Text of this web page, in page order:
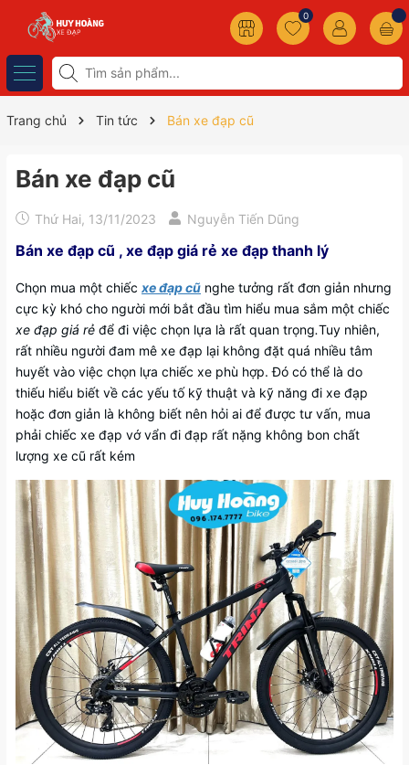
0
Trang chủ Tin tức Bán xe đạp cũ
Bán xe đạp cũ
Thứ Hai, 13/11/2023 Nguyễn Tiến Dũng
Bán xe đạp cũ , xe đạp giá rẻ xe đạp thanh lý
Chọn mua một chiếc xe đạp cũ nghe tưởng rất đơn giản nhưng
cực kỳ khó cho người mới bắt đầu tìm hiểu mua sắm một chiếc
xe đạp giá rẻ để đi việc chọn lựa là rất quan trọng.Tuy nhiên,
rất nhiều người đam mê xe đạp lại không đặt quá nhiều tâm
huyết vào việc chọn lựa chiếc xe phù hợp. Đó có thể là do
thiếu hiểu biết về các yếu tố kỹ thuật và kỹ năng đi xe đạp
hoặc đơn giản là không biết nên hỏi ai để được tư vấn, mua
phải chiếc xe đạp vớ vẩn đi đạp rất nặng không bon chất
lượng xe cũ rất kém